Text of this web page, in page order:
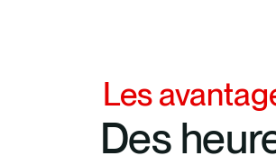
Les
Des